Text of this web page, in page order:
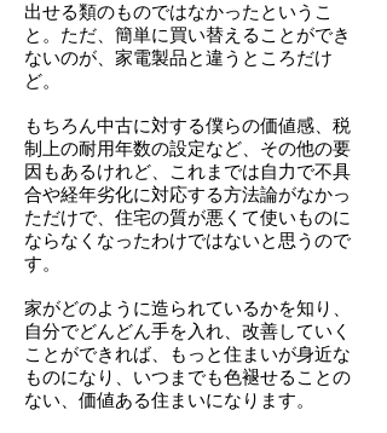
出せる類のものではなかったというこ
と。ただ、簡単に買い替えることができ
ないのが、家電製品と違うところだけ
ど。
もちろん中古に対する僕らの価値感、税
制上の耐用年数の設定など、その他の要
因もあるけれど、これまでは自力で不具
合や経年劣化に対応する方法論がなかっ
ただけで、住宅の質が悪くて使いものに
ならなくなったわけではないと思うので
す。
家がどのように造られているかを知り、
自分でどんどん手を入れ、改善していく
ことができれば、もっと住まいが身近な
ものになり、 いつまでも色褪せることの
ない、価値ある住まいになります。